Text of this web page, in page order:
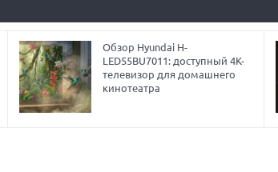
Обзор Hyundai H-
LED55BU7011: доступный 4K-
телевизор для домашнего
кинотеатра